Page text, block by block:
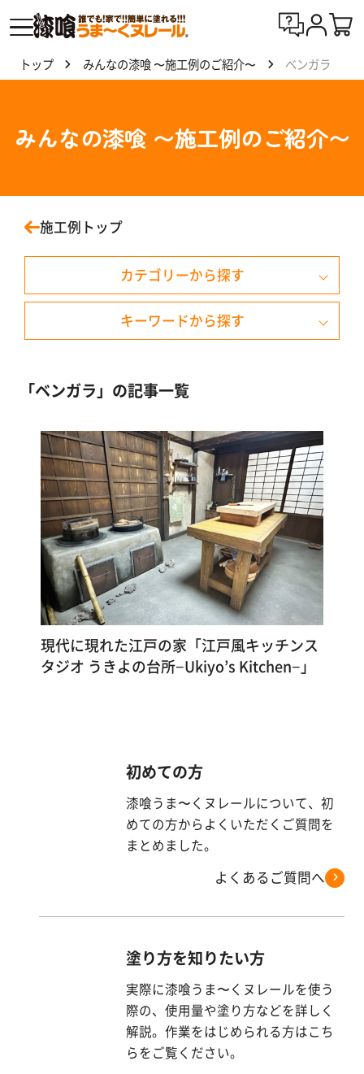
ま〜
くヌ
は
製
一
り
トップ みんなの漆喰 〜施工例のご紹介〜 ベンガラ
みんなの漆喰 〜施工例のご紹介〜
施工例トップ
カテゴリーから探す
その他
キーワードから探す
合板・化粧合板
コンクリートほか
ビニールクロス・壁紙
黄土色
スモーキーブルー
スモーキーブラウン
チャコールグレー
ブルーグレー
コンクリートグレー
ベンガラ 黒
若草色
イエロー
オレンジ色 さくら
ピンク
パウダーグレイ
クリーム色
白色
ペットと暮らす
アレンジ活用
漆喰ヘイ！ヌレール
和室 洋室
トイレ
玄関
子ども部屋
「ベンガラ」の記事一覧
現代に現れた江戸の家「江戸風キッチンス
タジオ うきよの台所−Ukiyo’s Kitchen−」
初めての方
漆喰うま〜くヌレールについて、初
めての方からよくいただくご質問を
まとめました。
よくあるご質問へ
塗り方を知りたい方
実際に漆喰うま〜くヌレールを使う
際の、使用量や塗り方などを詳しく
解説。作業をはじめられる方はこち
らをご覧ください。